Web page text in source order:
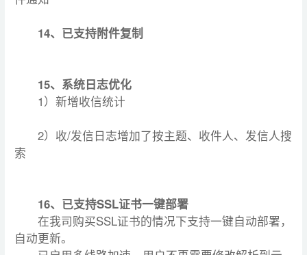
14、已支持附件复制
15、系统日志优化
1）新增收信统计
2）收/发信日志增加了按主题、收件人、发信人搜
索
16、已支持SSL证书一键部署
在我司购买SSL证书的情况下支持一键自动部署，
自动更新。